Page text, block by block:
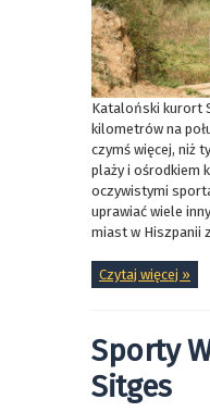
Kataloński kurort
kilometrów na
czymś więcej, niż
plaży i ośrodkiem
oczywistymi
uprawiać wiele
miast w Hiszpanii
Czytaj więcej »
Sporty
Sitges